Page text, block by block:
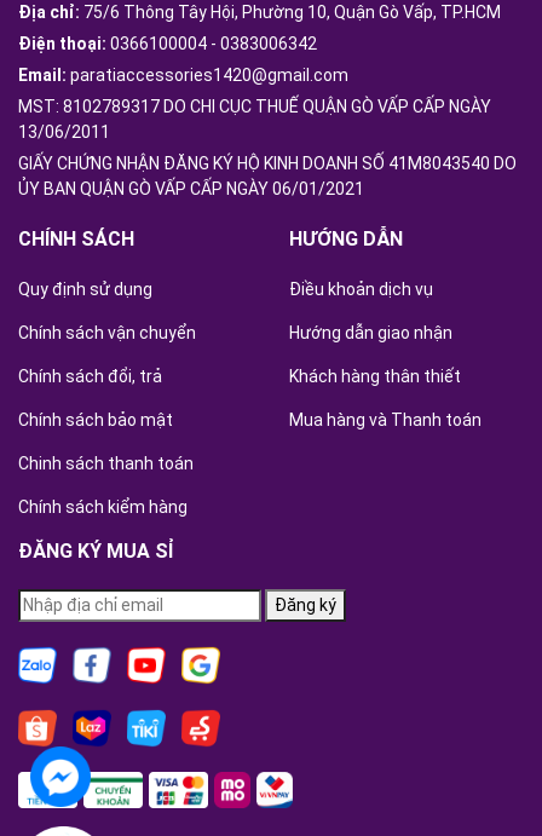
Địa chỉ: 75/6 Thông Tây Hội, Phường 10, Quận Gò Vấp, TP.HCM
Điện thoại: 0366100004 - 0383006342
Email: paratiaccessories1420@gmail.com
MST: 8102789317 DO CHI CỤC THUẾ QUẬN GÒ VẤP CẤP NGÀY
13/06/2011
GIẤY CHỨNG NHẬN ĐĂNG KÝ HỘ KINH DOANH SỐ 41M8043540 DO
ỦY BAN QUẬN GÒ VẤP CẤP NGÀY 06/01/2021
CHÍNH SÁCH
Quy định sử dụng
Chính sách vận chuyển
Chính sách đổi, trả
Chính sách bảo mật
Chinh sách thanh toán
Chính sách kiểm hàng
HƯỚNG DẪN
Điều khoản dịch vụ
Hướng dẫn giao nhận
Khách hàng thân thiết
Mua hàng và Thanh toán
ĐĂNG KÝ MUA SỈ
Đăng ký